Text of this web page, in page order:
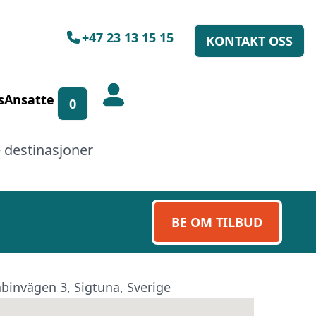
+47 23 13 15 15 KONTAKT OSS
Ansatte 0
destinasjoner
BE OM TILBUD
3, Sigtuna, Sverige
hjelpe deg, enten skriftlig
15 15.